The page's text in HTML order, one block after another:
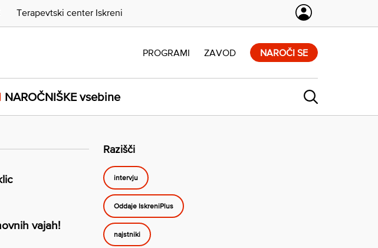
NAROČNIŠKE vsebine
PROGRAMI ZAVOD NAROČI SE
Terapevtski center Iskreni
vajah!
Razišči
intervju
Oddaje IskreniPlus
najstniki